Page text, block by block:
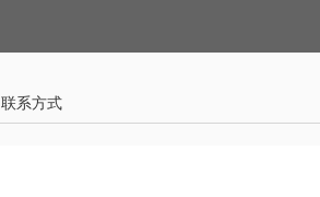
联系方式